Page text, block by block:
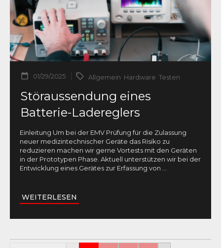
01/29/2025 Allgemein Hardware Testen
Störaussendung eines
Batterie-Ladereglers
Einleitung Um bei der EMV Prüfung für die Zulassung
neuer medizintechnischer Geräte das Risiko zu
reduzieren machen wir gerne Vortests mit den Geräten
in der Prototypen Phase. Aktuell unterstützen wir bei der
Entwicklung eines Gerätes zur Erfassung von
WEITERLESEN